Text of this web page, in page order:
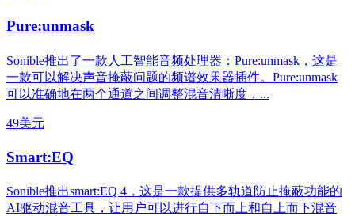
Pure:unmask
Sonible推出了一款人工智能音频处理器：Pure:unmask，这是
一款可以解决声音掩蔽问题的频谱效果器插件。Pure:unmask
可以准确地在两个通道之间调整混音清晰度，...
49美元
Smart:EQ
Sonible推出smart:EQ 4，这是一款提供多轨道防止掩蔽功能的
AI驱动混音工具，让用户可以进行自下而上和自上而下混音